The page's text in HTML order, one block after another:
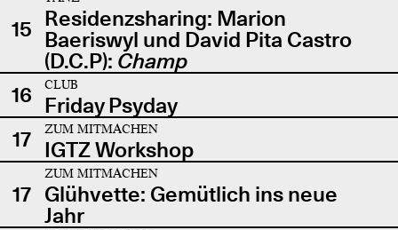
15 Residenzsharing: Marion
Baeriswyl und David Pita Castro
(D.C.P): Champ
16
CLUB
Friday Psyday
17
ZUM MITMACHEN
IGTZ Workshop
17
ZUM MITMACHEN
Glühvette: Gemütlich ins neue
Jahr